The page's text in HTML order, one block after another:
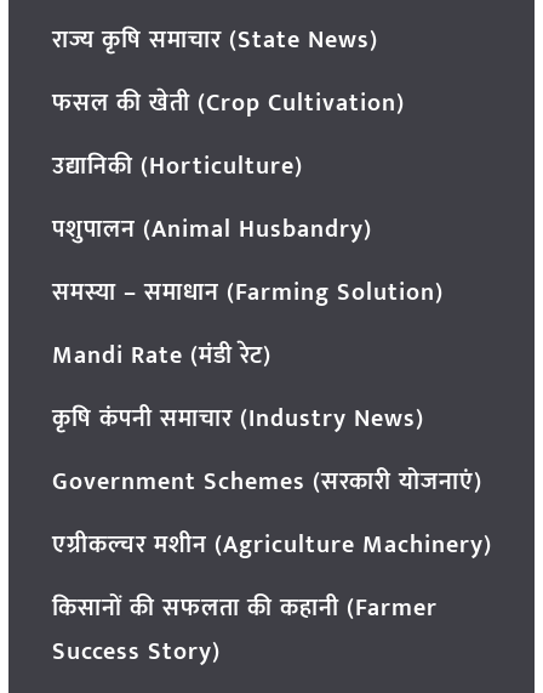
राज्य कृषि समाचार (State News)
फसल की खेती (Crop Cultivation)
उद्यानिकी (Horticulture)
पशुपालन (Animal Husbandry)
समस्या – समाधान (Farming Solution)
Mandi Rate (मंडी रेट)
कृषि कंपनी समाचार (Industry News)
Government Schemes (सरकारी योजनाएं)
एग्रीकल्चर मशीन (Agriculture Machinery)
किसानों की सफलता की कहानी (Farmer
Success Story)